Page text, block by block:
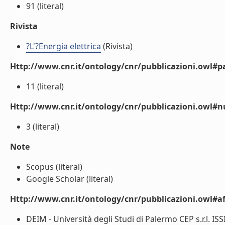
91 (literal)
Rivista
?L'?Energia elettrica (Rivista)
Http://www.cnr.it/ontology/cnr/
11 (literal)
Http://www.cnr.it/ontology/cnr/
3 (literal)
Note
Scopus (literal)
Google Scholar (literal)
Http://www.cnr.it/ontology/cnr/
DEIM - Università degli Studi di Palermo CEP s.r.l.